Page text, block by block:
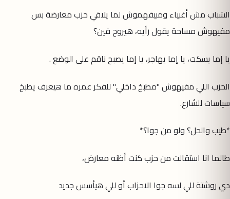
الشباب مش أغبياء ومبيفهموش لما يلاقي حزب معارضة بس
مفيهوش مساحة يقول رأيه، هيروح فين؟
يا إما يسكت، يا إما يهاجر، يا إما يصبح ناقم على الوضع .
الحزب اللي مفيهوش "مطبخ داخلي" للفكر عمره ما هيعرف يطبخ
سياسات للشارع.
*طيب والحل؟ ولو من جوا؟*
طالما انا استقالت من حزب كنت أظنه معارض،
دي روشتة للي لسه جوا الاحزاب أو للي هيأسس جديد